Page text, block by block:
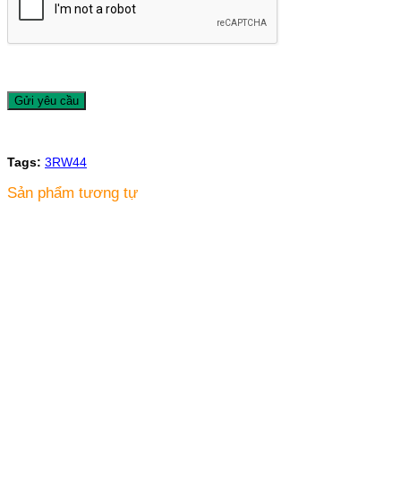
Tags: 3RW44
Sản phẩm tương tự